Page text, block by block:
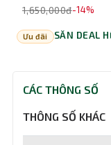
1,650,000đ-14%
Ưu đãi SĂN DEAL
CÁC THÔNG SỐ
THÔNG SỐ KHÁC